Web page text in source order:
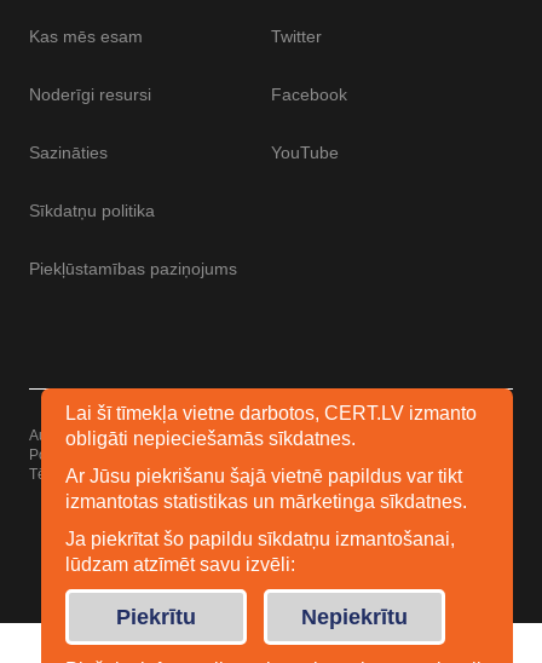
Kas mēs esam
Noderīgi resursi
Sazināties
Sīkdatņu politika
Piekļūstamības paziņojums
Twitter
Facebook
YouTube
Autortiesības © 2026 Esidrošs
Powered by
Tēma: Uku no Elmastudio
Facebook
YoutubeTwitter
Lai šī tīmekļa vietne darbotos, CERT.LV izmanto
obligāti nepieciešamās sīkdatnes.
Ar Jūsu piekrišanu šajā vietnē papildus var tikt
izmantotas statistikas un mārketinga sīkdatnes.
Ja piekrītat šo papildu sīkdatņu izmantošanai,
lūdzam atzīmēt savu izvēli:
Piekrītu Nepiekrītu